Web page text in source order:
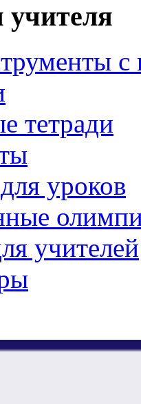
учителя
с
тетради
уроков
учителей